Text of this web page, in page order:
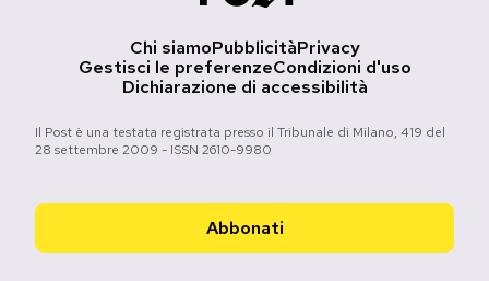
Chi siamoPubblicitàPrivacy
Gestisci le preferenzeCondizioni d'uso
Dichiarazione di accessibilità
Il Post è una testata registrata presso il Tribunale di Milano, 419 del
28 settembre 2009 - ISSN 2610-9980
Abbonati